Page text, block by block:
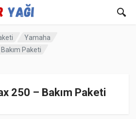
Yamaha
Paketi
250 – Bakım Paketi